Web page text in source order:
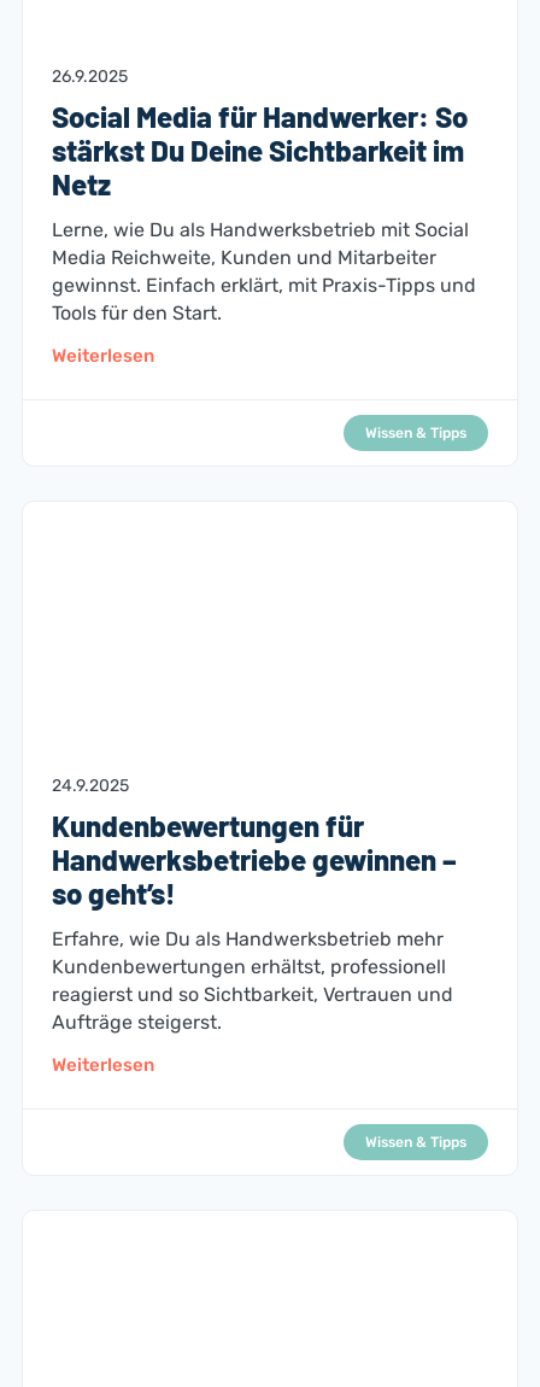
26.9.2025
Social Media für Handwerker: So
stärkst Du Deine Sichtbarkeit im
Netz
Lerne, wie Du als Handwerksbetrieb mit Social
Media Reichweite, Kunden und Mitarbeiter
gewinnst. Einfach erklärt, mit Praxis-Tipps und
Tools für den Start.
Weiterlesen
Wissen & Tipps
24.9.2025
Kundenbewertungen für
Handwerksbetriebe gewinnen –
so geht’s!
Erfahre, wie Du als Handwerksbetrieb mehr
Kundenbewertungen erhältst, professionell
reagierst und so Sichtbarkeit, Vertrauen und
Aufträge steigerst.
Weiterlesen
Wissen & Tipps